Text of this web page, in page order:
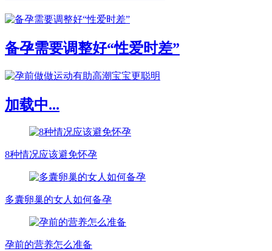
备孕需要调整好“性爱时差”
加载中...
8种情况应该避免怀孕
多囊卵巢的女人如何备孕
孕前的营养怎么准备